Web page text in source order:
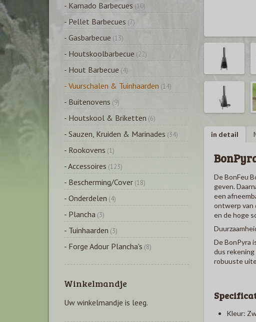
in detail
De BonFeu
geven.
een
ontwerp van
en de hoge
De BonPyra
dus rekening
robuuste
Kleur:
- Kamado Barbecues (10)
- Pellet Barbecues (7)
- Gasbarbecue (13)
- Houtskoolbarbecue (22)
- Hout Barbecue (4)
- Vuurschalen & Tuinhaarden (14)
- Buitenovens (9)
- Houtskool & Briketten (6)
- Sauzen, Kruiden & Marinades (34)
- Rookovens (1)
- Accessoires (123)
- Bescherming/Cover (18)
- Onderdelen (4)
- Plancha (3)
- Tuinhaarden (3)
- Forge Adour Plancha's (8)
Winkelmandje
Uw winkelmandje is leeg.